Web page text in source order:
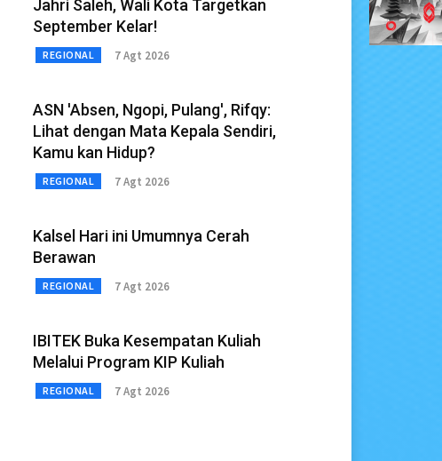
Jahri Saleh, Wali Kota Targetkan
September Kelar!
REGIONAL 7 Agt 2026
ASN 'Absen, Ngopi, Pulang', Rifqy:
Lihat dengan Mata Kepala Sendiri,
Kamu kan Hidup?
REGIONAL 7 Agt 2026
Kalsel Hari ini Umumnya Cerah
Berawan
REGIONAL 7 Agt 2026
IBITEK Buka Kesempatan Kuliah
Melalui Program KIP Kuliah
REGIONAL 7 Agt 2026